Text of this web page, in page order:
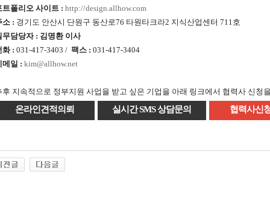
트폴리오 사이트 : http://design.allhow.com
소 : 경기도 안산시 단원구 동산로76 타원타크라2 지식산업센터 711호
무담당자 : 김명환 이사
화 : 031-417-3403 / 팩스 : 031-417-3404
메일 : kim@allhow.net
후 지속적으로 정부지원 사업을 받고 싶은 기업을 아래 링크에서 협력사 신청
온라인견적의뢰 실시간 SMS 상담문의 협력사신